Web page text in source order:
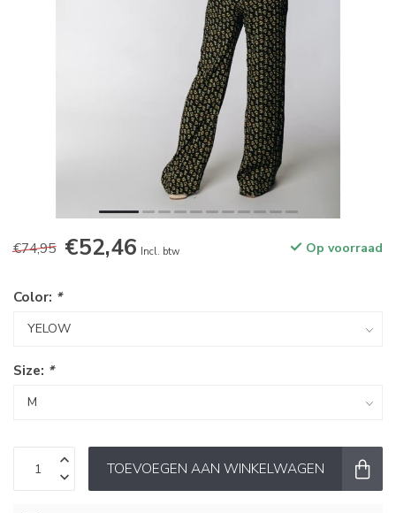
€74,95 €52,46 Incl. btw Op voorraad
Color: *
Size: *
TOEVOEGEN AAN WINKELWAGEN